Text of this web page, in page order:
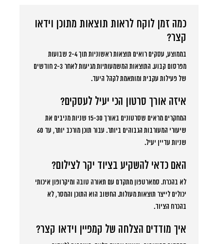
כמה זמן לוקח לראות תוצאות מתוכן וידאו
קצר?
בממוצע, עסקים רואים תוצאות ראשוניות תוך 2-4 שבועות
מפרסום קבוע. התוצאות המשמעותיות מגיעות לאחר 2-3 חודשים
של פעילות עקבית ומותאמת לקהל היעד.
איזה אורך סרטון הכי יעיל לעסקים?
המחקרים מראים שסרטונים באורך 15-30 שניות מניבים את
שיעורי המעורבות הגבוהים ביותר. עבור תוכן מורכב יותר, עד 60
שניות עדיין יעיל.
האם כדאי להשקיע בציוד יקר לצילום?
לא בהכרח. סמארטפון מתקדם עם תאורה טובה ומיקרופון איכותי
יכולים לייצר תוצאות מעולות. החשוב הוא התוכן והמסר, לא
בהכרח הציוד.
איך מודדים הצלחה של קמפיין וידאו קצר?